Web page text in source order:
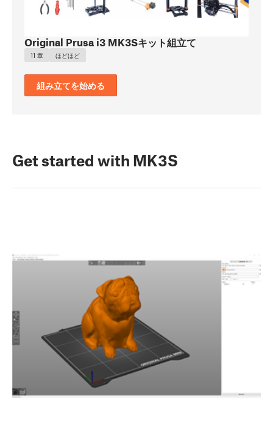
Original Prusa i3 MK3Sキット組立て
11 章 ほどほど
組み立てを始める
Get started with MK3S